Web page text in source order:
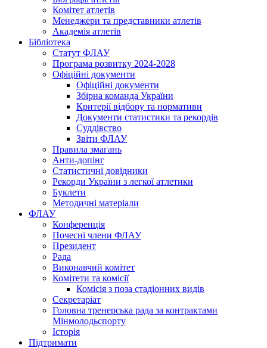
Комітет атлетів
Менеджери та представники атлетів
Академія атлетів
Бібліотека
Статут ФЛАУ
Програма розвитку 2024-2028
Офіційні документи
Офіційні документи
Збірна команда України
Критерії відбору та нормативи
Документи статистики та рекордів
Суддівство
Звіти ФЛАУ
Правила змагань
Анти-допінг
Статистичні довідники
Рекорди України з легкої атлетики
Буклети
Методичні матеріали
ФЛАУ
Конференція
Почесні члени ФЛАУ
Президент
Рада
Виконавчий комітет
Комітети та комісії
Комісія з поза стадіонних видів
Секретаріат
Головна тренерська рада за контрактами
Мінмолодьспорту
Історія
Підтримати